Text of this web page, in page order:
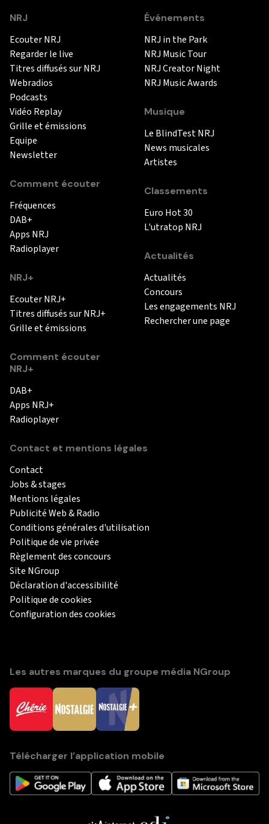
NRJ
Ecouter NRJ
Regarder le live
Titres diffusés sur NRJ
Webradios
Podcasts
Vidéo Replay
Grille et émissions
Equipe
Newsletter
Comment écouter
Fréquences
DAB+
Apps NRJ
Radioplayer
NRJ+
Ecouter NRJ+
Titres diffusés sur NRJ+
Grille et émissions
Comment écouter
NRJ+
DAB+
Apps NRJ+
Radioplayer
Événements
NRJ in the Park
NRJ Music Tour
NRJ Creator Night
NRJ Music Awards
Musique
Le BlindTest NRJ
News musicales
Artistes
Classements
Euro Hot 30
L'utratop NRJ
Actualités
Actualités
Concours
Les engagements NRJ
Rechercher une page
Contact et mentions légales
Contact
Jobs & stages
Mentions légales
Publicité Web & Radio
Conditions générales d'utilisation
Politique de vie privée
Règlement des concours
Site NGroup
Déclaration d'accessibilité
Politique de cookies
Configuration des cookies
Les autres marques du groupe média NGroup
Télécharger l’application mobile